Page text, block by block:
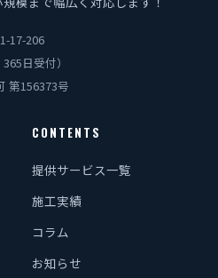
17-206
365日受付）
第156373号
CONTENTS
提供サービス一覧
施工実績
コラム
お知らせ